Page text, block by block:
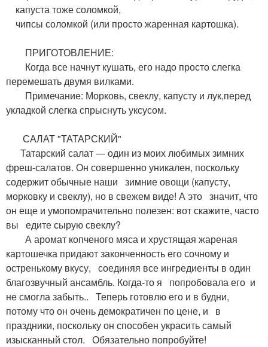
капуста тоже соломкой,
чипсы соломкой (или просто жаренная картошка).
ПРИГОТОВЛЕНИЕ:
Когда все начнут кушать, его надо просто слегка
перемешать двумя вилками.
Примечание: Морковь, свеклу, капусту и лук,перед
укладкой слегка спрыснуть уксусом.
САЛАТ "ТАТАРСКИЙ"
Татарский салат — один из моих любимых зимних
фреш-салатов. Он совершенно уникален, поскольку
содержит обычные наши зимние овощи (капусту,
морковку и свеклу), но в свежем виде! А это значит, что
он еще и умопомрачительно полезен: вот скажите, часто
вы едите сырую свеклу?
А аромат копченого мяса и хрустящая жареная
картошечка придают законченность его сочному и
остренькому вкусу, соединяя все ингредиенты в один
благозвучный ансамбль. Когда-то я попробовала его и
не смогла забыть.. Теперь готовлю его и в будни,
потому что он очень демократичен по цене, и в
праздники, поскольку он способен украсить самый
изысканный стол. Обязательно попробуйте!